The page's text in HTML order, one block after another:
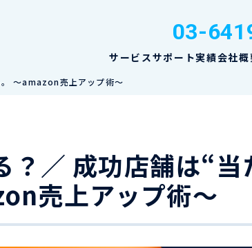
03-
サービスサポート実績会社
。 ～amazon売上アップ術～
？／ 成功店舗は“当
売上アップ術～